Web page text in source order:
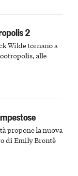
2
Wilde tornano a
alle
propone la nuova
di Emily Brontë